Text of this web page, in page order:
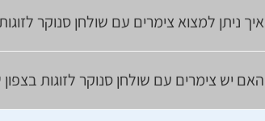
איך ניתן למצוא צימרים עם שולחן סנוקר
האם יש צימרים עם שולחן סנוקר לזוגות